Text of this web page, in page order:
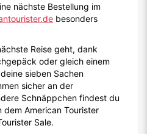
nächste Bestellung im
besonders
Reise geht, dank
oder gleich einem
sieben Sachen
sicher an der
Schnäppchen findest du
American Tourister
Sale.